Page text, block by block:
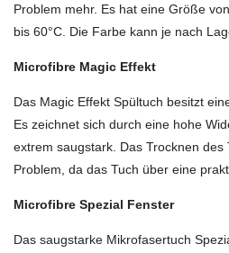
Problem mehr. Es hat eine Größe
bis 60°C. Die Farbe kann je nach
Microfibre Magic Effekt
Das Magic Effekt Spültuch besitzt
Es zeichnet sich durch eine hohe
extrem saugstark. Das Trocknen des
Problem, da das Tuch über eine
Microfibre Spezial Fenster
Das saugstarke Mikrofasertuch